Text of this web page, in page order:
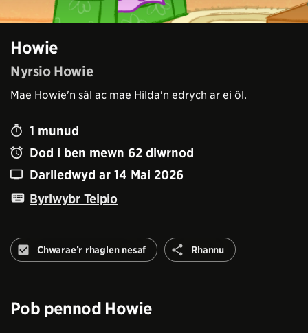
Howie
Nyrsio Howie
Mae Howie'n sâl ac mae Hilda'n edrych ar ei ôl.
1 munud
Dod i ben mewn 62 diwrnod
Darlledwyd ar 14 Mai 2026
Byrlwybr Teipio
Chwarae’r rhaglen nesaf
rhaglen
nesaf
Rhannu Rhannu
Pob pennod Howie